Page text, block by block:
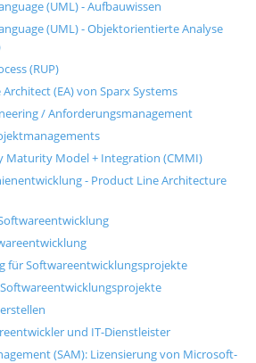
(UML) - Aufbauwissen
(UML) - Objektorientierte Analyse
(RUP)
(EA) von Sparx Systems
/ Anforderungsmanagement
Maturity Model + Integration (CMMI)
- Product Line Architecture
für Softwareentwicklungsprojekte
und IT-Dienstleister
(SAM): Lizensierung von Microsoft-